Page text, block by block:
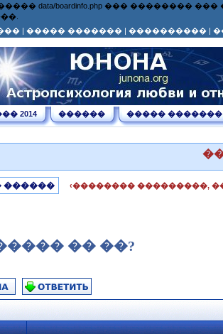
data/boardinfo.php ���
| ����� ������� | ���������� |
2014 ������ ����� �������
������ ‹�������� ���������,
�� ��?